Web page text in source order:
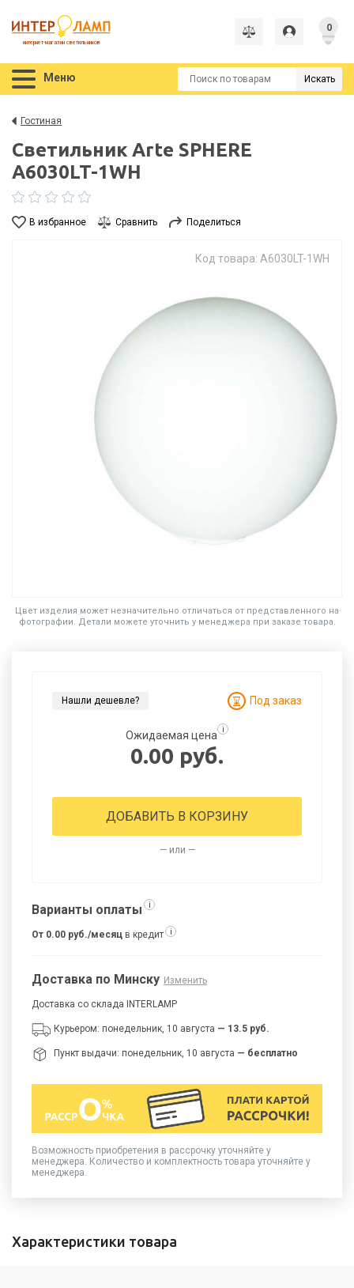
интернет-магазин светильников
0
Меню Искать
Гостиная
Светильник Arte SPHERE
A6030LT-1WH
В избранное Сравнить Поделиться
Код товара: A6030LT-1WH
Цвет изделия может незначительно отличаться от представленного на
фотографии. Детали можете уточнить у менеджера при заказе товара.
Нашли дешевле? Под заказ
Ожидаемая цена i
0.00 руб.
ДОБАВИТЬ В КОРЗИНУ
— или —
Варианты оплаты i
От 0.00 руб./месяц в кредит i
Доставка по Минску Изменить
Доставка со склада INTERLAMP
Курьером: понедельник, 10 августа — 13.5 руб.
Пункт выдачи: понедельник, 10 августа — бесплатно
Возможность приобретения в рассрочку уточняйте у
менеджера. Количество и комплектность товара уточняйте у
менеджера.
Характеристики товара